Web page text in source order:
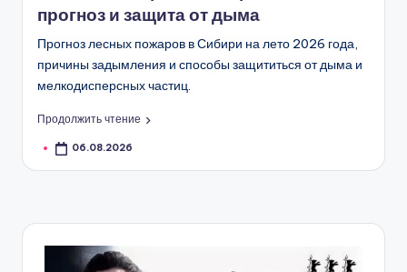
прогноз и защита от дыма
Прогноз лесных пожаров в Сибири на лето 2026 года,
причины задымления и способы защититься от дыма и
мелкодисперсных частиц.
Продолжить чтение
06.08.2026